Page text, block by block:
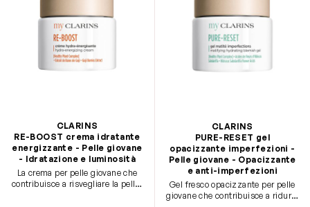
CLARINS
RE-BOOST crema idratante
energizzante - Pelle giovane
- Idratazione e luminosità
La crema per pelle giovane che
contribuisce a risvegliare la pelle,
CLARINS
PURE-RESET gel
opacizzante imperfezioni -
Pelle giovane - Opacizzante
e anti-imperfezioni
Gel fresco opacizzante per pelle
giovane che contribuisce a ridurre